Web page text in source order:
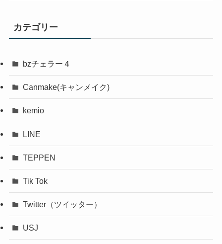
カテゴリー
bzチェラー４
Canmake(キャンメイク)
kemio
LINE
TEPPEN
Tik Tok
Twitter（ツイッター）
USJ